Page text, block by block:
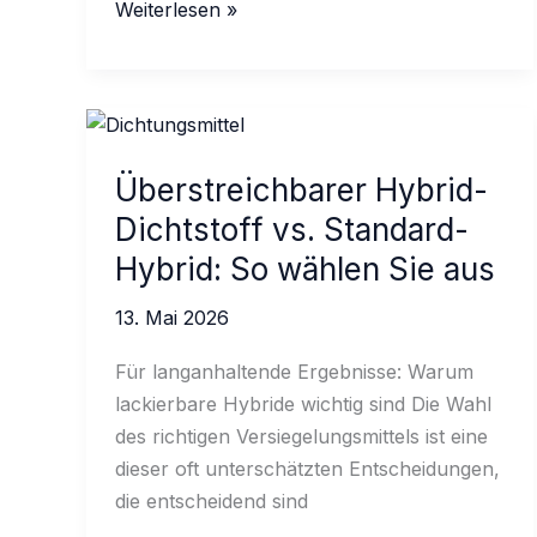
Verwendung
Belgien
für
Duschreparaturen
Weiterlesen »
Überstreichbarer Hybrid-
Dichtstoff vs. Standard-
Hybrid: So wählen Sie aus
13. Mai 2026
Für langanhaltende Ergebnisse: Warum
lackierbare Hybride wichtig sind Die Wahl
des richtigen Versiegelungsmittels ist eine
dieser oft unterschätzten Entscheidungen,
die entscheidend sind